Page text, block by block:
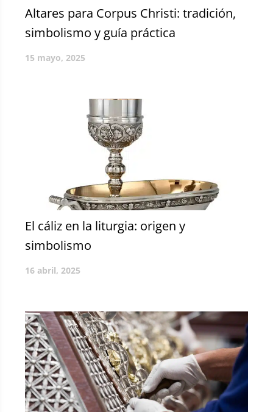
Altares para Corpus Christi: tradición,
simbolismo y guía práctica
15 mayo, 2025
El cáliz en la liturgia: origen y
simbolismo
16 abril, 2025